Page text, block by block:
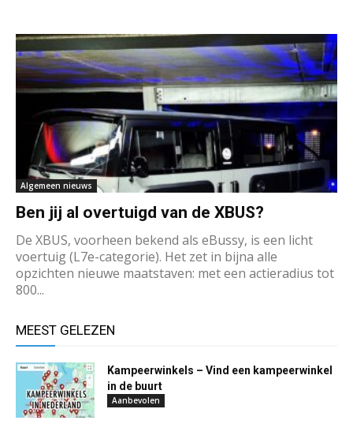
Algemeen nieuws
Ben jij al overtuigd van de XBUS?
De XBUS, voorheen bekend als eBussy, is een licht
voertuig (L7e-categorie). Het zet in bijna alle
opzichten nieuwe maatstaven: met een actieradius tot
800...
MEEST GELEZEN
Kampeerwinkels – Vind een kampeerwinkel
in de buurt
Aanbevolen